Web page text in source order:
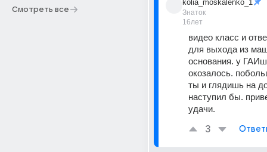
Смотреть все
kolia_moskalenko_1
Знаток
16лет
видео класс и
для выхода из
основания. у
окозалось.
ты и глядишь на
наступил бы.
удачи.
3